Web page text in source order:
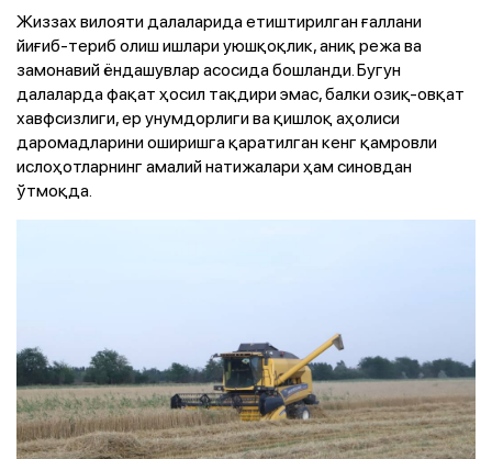
Жиззах вилояти далаларида етиштирилган ғаллани
йиғиб-териб олиш ишлари уюшқоқлик, аниқ режа ва
замонавий ёндашувлар асосида бошланди. Бугун
далаларда фақат ҳосил тақдири эмас, балки озиқ-овқат
хавфсизлиги, ер унумдорлиги ва қишлоқ аҳолиси
даромадларини оширишга қаратилган кенг қамровли
ислоҳотларнинг амалий натижалари ҳам синовдан
ўтмоқда.